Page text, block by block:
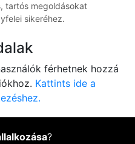
tartós megoldásokat
sikeréhez.
férhetnek hozzá
Kattints ide a
?